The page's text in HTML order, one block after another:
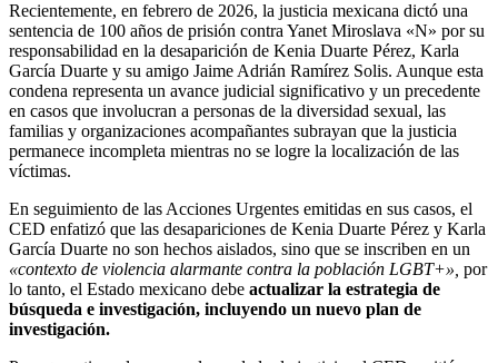
Recientemente, en febrero de 2026, la justicia mexicana dictó una
sentencia de 100 años de prisión contra Yanet Miroslava «N» por su
responsabilidad en la desaparición de Kenia Duarte Pérez, Karla
García Duarte y su amigo Jaime Adrián Ramírez Solis. Aunque esta
condena representa un avance judicial significativo y un precedente
en casos que involucran a personas de la diversidad sexual, las
familias y organizaciones acompañantes subrayan que la justicia
permanece incompleta mientras no se logre la localización de las
víctimas.
En seguimiento de las Acciones Urgentes emitidas en sus casos, el
CED enfatizó que las desapariciones de Kenia Duarte Pérez y Karla
García Duarte no son hechos aislados, sino que se inscriben en un
«contexto de violencia alarmante contra la población LGBT+», por
lo tanto, el Estado mexicano debe actualizar la estrategia de
búsqueda e investigación, incluyendo un nuevo plan de
investigación.